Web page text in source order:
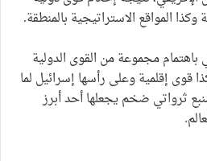
المواقع الاستراتيجية بالمنطقة.
مجموعة من القوى الدولية
قوى إقلمية وعلى رأسها إسرائيل لما
ثرواتي ضخم يجعلها أحد أبرز